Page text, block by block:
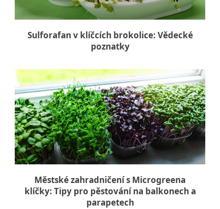
Sulforafan v klíčcích brokolice: Vědecké
poznatky
Městské zahradničení s Microgreena
klíčky: Tipy pro pěstování na balkonech a
parapetech